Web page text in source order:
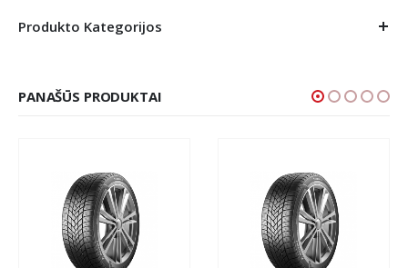
Produkto Kategorijos
PANAŠŪS PRODUKTAI